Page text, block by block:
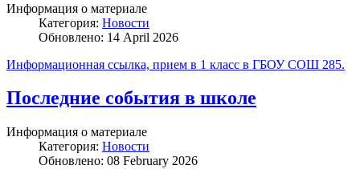
Информация о материале
Категория: Новости
Обновлено: 14 April 2026
Информационная ссылка, прием в 1 класс в ГБОУ СОШ 285.
Последние события в школе
Информация о материале
Категория: Новости
Обновлено: 08 February 2026